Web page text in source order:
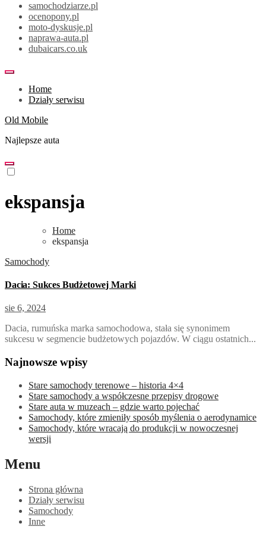
samochodziarze.pl
ocenopony.pl
moto-dyskusje.pl
naprawa-auta.pl
dubaicars.co.uk
Home
Działy serwisu
Old Mobile
Najlepsze auta
ekspansja
Home
ekspansja
Samochody
Dacia: Sukces Budżetowej Marki
sie 6, 2024
Dacia, rumuńska marka samochodowa, stała się synonimem
sukcesu w segmencie budżetowych pojazdów. W ciągu ostatnich...
Najnowsze wpisy
Stare samochody terenowe – historia 4×4
Stare samochody a współczesne przepisy drogowe
Stare auta w muzeach – gdzie warto pojechać
Samochody, które zmieniły sposób myślenia o aerodynamice
Samochody, które wracają do produkcji w nowoczesnej
wersji
Menu
Strona główna
Działy serwisu
Samochody
Inne